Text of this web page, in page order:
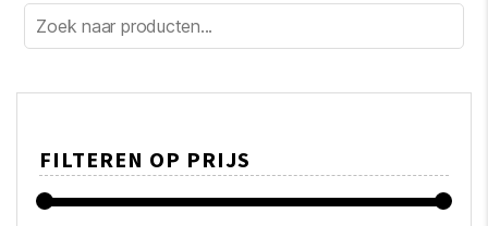
Afro
Hair
Beauty
FILTEREN OP PRIJS